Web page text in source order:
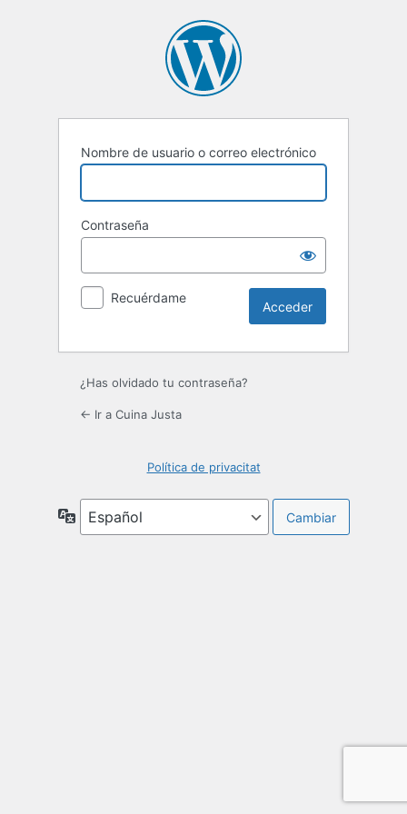
Nombre de usuario o correo electrónico
Contraseña
Recuérdame
¿Has olvidado tu contraseña?
← Ir a Cuina Justa
Política de privacitat
Idioma